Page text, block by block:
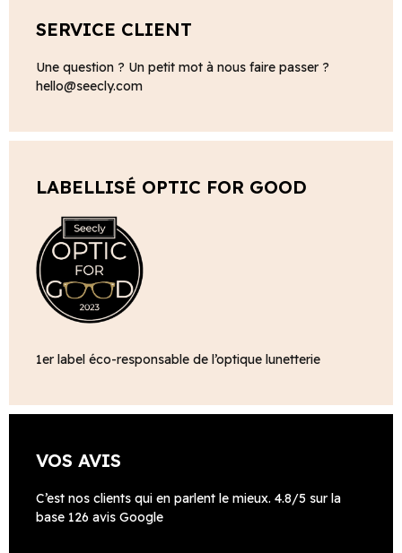
SERVICE CLIENT
Une question ? Un petit mot à nous faire passer ?
hello@seecly.com
LABELLISÉ OPTIC FOR GOOD
1er label éco-responsable de l’optique lunetterie
VOS AVIS
C’est nos clients qui en parlent le mieux. 4.8/5 sur la
base 126 avis Google